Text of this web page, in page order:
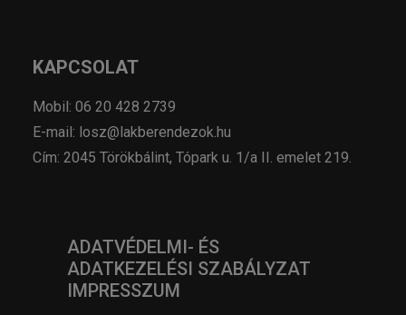
KAPCSOLAT
Mobil: 06 20 428 2739
E-mail: losz@lakberendezok.hu
Cím: 2045 Törökbálint, Tópark u. 1/a II. emelet 219.
ADATVÉDELMI- ÉS
ADATKEZELÉSI SZABÁLYZAT
IMPRESSZUM